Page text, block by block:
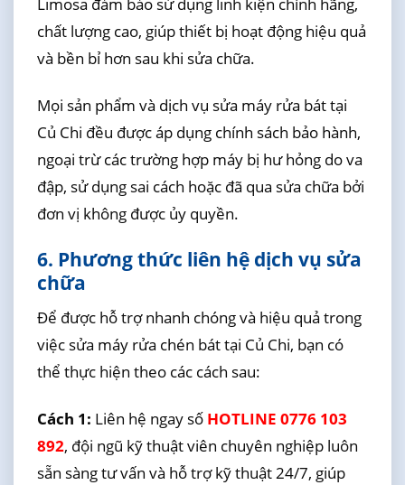
chất lượng cao, giúp thiết bị hoạt động hiệu quả
và bền bỉ hơn sau khi sửa chữa.
Mọi sản phẩm và dịch vụ sửa máy rửa bát tại
Củ Chi đều được áp dụng chính sách bảo hành,
ngoại trừ các trường hợp máy bị hư hỏng do va
đập, sử dụng sai cách hoặc đã qua sửa chữa bởi
đơn vị không được ủy quyền.
6. Phương thức liên hệ dịch vụ sửa
chữa
Để được hỗ trợ nhanh chóng và hiệu quả trong
việc sửa máy rửa chén bát tại Củ Chi, bạn có
thể thực hiện theo các cách sau:
Cách 1: Liên hệ ngay số HOTLINE 0776 103
892, đội ngũ kỹ thuật viên chuyên nghiệp luôn
sẵn sàng tư vấn và hỗ trợ kỹ thuật 24/7, giúp